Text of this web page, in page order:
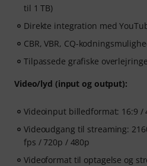
til 1 TB)
Direkte integration med
CBR, VBR, CQ-
Tilpassede grafiske
Video/lyd (input og output):
Videoinput billedformat: 16:9 /
Videoudgang til streaming:
fps / 720p / 480p
Videoformat til optagelse og